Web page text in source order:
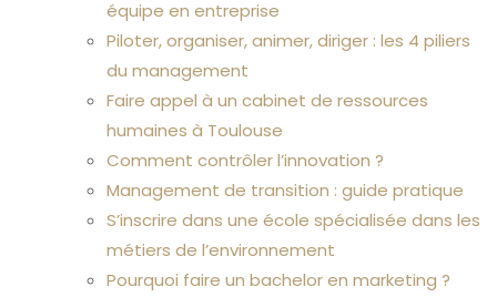
équipe en entreprise
Piloter, organiser, animer, diriger : les 4 piliers
du management
Faire appel à un cabinet de ressources
humaines à Toulouse
Comment contrôler l’innovation ?
Management de transition : guide pratique
S’inscrire dans une école spécialisée dans les
métiers de l’environnement
Pourquoi faire un bachelor en marketing ?